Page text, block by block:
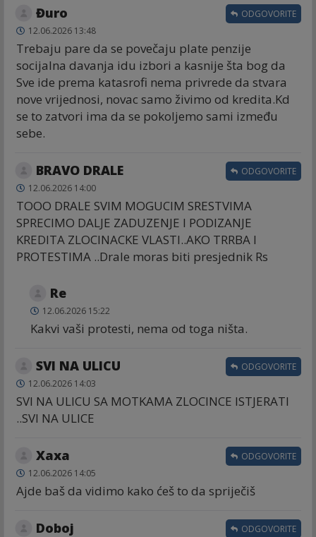
Đuro
12.06.2026 13:48
Trebaju pare da se povečaju plate penzije
socijalna davanja idu izbori a kasnije šta bog da
Sve ide prema katasrofi nema privrede da stvara
nove vrijednosi, novac samo živimo od kredita.Kd
se to zatvori ima da se pokoljemo sami između
sebe.
ODGOVORITE
BRAVO DRALE
12.06.2026 14:00
TOOO DRALE SVIM MOGUCIM SRESTVIMA
SPRECIMO DALJE ZADUZENJE I PODIZANJE
KREDITA ZLOCINACKE VLASTI..AKO TRRBA I
PROTESTIMA ..Drale moras biti presjednik Rs
ODGOVORITE
Re
12.06.2026 15:22
Kakvi vaši protesti, nema od toga ništa.
SVI NA ULICU
12.06.2026 14:03
SVI NA ULICU SA MOTKAMA ZLOCINCE ISTJERATI
..SVI NA ULICE
ODGOVORITE
Хаха
12.06.2026 14:05
Ajde baš da vidimo kako ćeš to da spriječiš
ODGOVORITE
Doboj ODGOVORITE